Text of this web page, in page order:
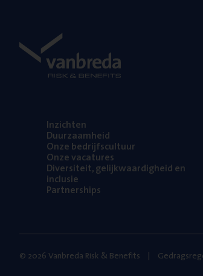
Inzich­ten
Duur­zaam­heid
Onze bedrijfs­cul­tuur
Onze vaca­tu­res
Diver­si­teit, gelijk­waar­dig­heid en
inclusie
Part­ner­ships
© 2026 Vanbreda Risk & Benefits